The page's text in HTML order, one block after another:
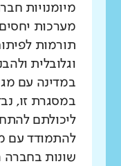
מיומנויות
מערכות
תורמות
וגלובלית
במדינה עם
במסגרת זו,
ליכולתם
להתמודד עם
שונות בחברה